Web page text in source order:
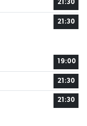
21:30
21:30
19:00
21:30
21:30